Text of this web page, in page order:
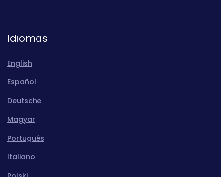
Idiomas
English
Español
Deutsche
Magyar
Português
Italiano